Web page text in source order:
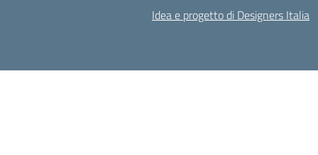
Idea e progetto di Designers Italia